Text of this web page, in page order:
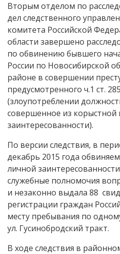
Вторым отделом по
дел следственного
комитета Российской
области завершено
по обвинению бывшего
России по Новосибирской
районе в совершении
предусмотренного ч.1 ст.
(злоупотреблении
совершенное из корыстной
заинтересованности).
По версии следствия, в
декабрь 2015 года
личной
служебные полномочия
и незаконно выдала 88
регистрации граждан
месту пребывания по
ул. Гусинобродский тракт.
В ходе следствия в